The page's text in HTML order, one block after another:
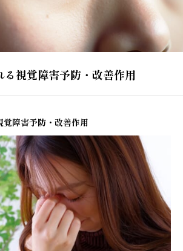
視覚障害予防・改善作用
障害予防・改善作用